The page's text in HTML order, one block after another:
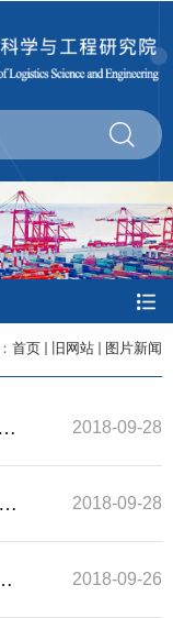
首页 旧网站 图片新闻
2018-09-28
2018-09-28
2018-09-26